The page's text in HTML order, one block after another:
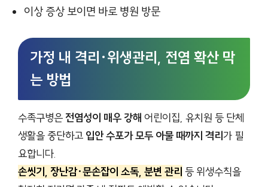
이상 증상 보이면 바로 병원 방문
가정 내 격리·위생관리, 전염 확산 막
는 방법
수족구병은 전염성이 매우 강해 어린이집, 유치원 등 단체
생활을 중단하고 입안 수포가 모두 아물 때까지 격리가 필
요합니다.
손씻기, 장난감·문손잡이 소독, 분변 관리 등 위생수칙을